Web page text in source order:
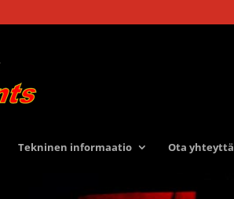
Tekninen informaatio Ota yhteyttä